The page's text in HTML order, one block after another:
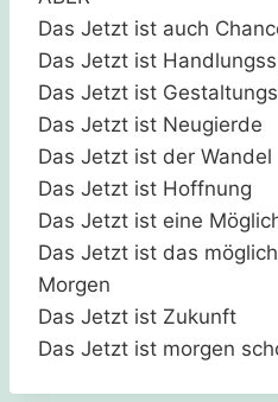
Das Jetzt ist auch
Das Jetzt ist
Das Jetzt ist
Das Jetzt ist Neugierde
Das Jetzt ist der Wandel
Das Jetzt ist Hoffnung
Das Jetzt ist eine
Das Jetzt ist das
Morgen
Das Jetzt ist Zukunft
Das Jetzt ist morgen